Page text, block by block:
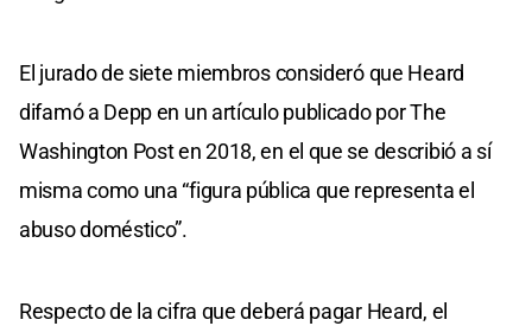
El jurado de siete miembros consideró que Heard
difamó a Depp en un artículo publicado por The
Washington Post en 2018, en el que se describió a sí
misma como una “figura pública que representa el
abuso doméstico”.
Respecto de la cifra que deberá pagar Heard, el